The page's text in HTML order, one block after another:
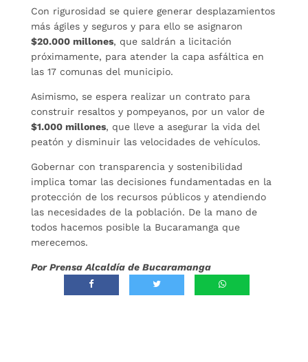
Con rigurosidad se quiere generar desplazamientos
más ágiles y seguros y para ello se asignaron
$20.000 millones, que saldrán a licitación
próximamente, para atender la capa asfáltica en
las 17 comunas del municipio.
Asimismo, se espera realizar un contrato para
construir resaltos y pompeyanos, por un valor de
$1.000 millones, que lleve a asegurar la vida del
peatón y disminuir las velocidades de vehículos.
Gobernar con transparencia y sostenibilidad
implica tomar las decisiones fundamentadas en la
protección de los recursos públicos y atendiendo
las necesidades de la población. De la mano de
todos hacemos posible la Bucaramanga que
merecemos.
Por Prensa Alcaldía de Bucaramanga